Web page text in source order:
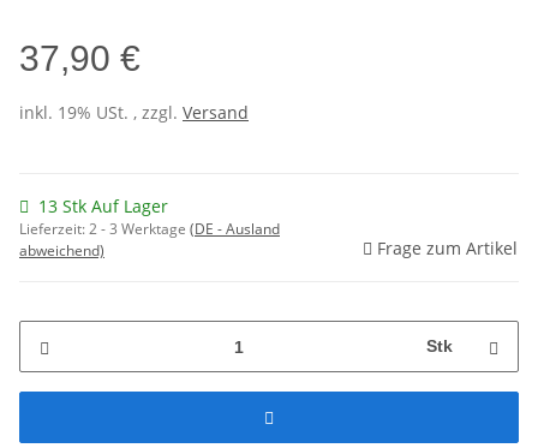
37,90 €
inkl. 19% USt. , zzgl. Versand
13 Stk Auf Lager
Lieferzeit:2 - 3 Werktage (DE - Ausland
abweichend)
Frage zum Artikel
Stk